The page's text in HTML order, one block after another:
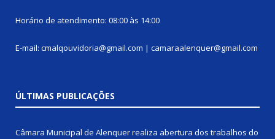
Horário de atendimento: 08:00 às 14:00
E-mail: cmalqouvidoria@gmail.com | camaraalenquer@gmail.com
ÚLTIMAS PUBLICAÇÕES
Câmara Municipal de Alenquer realiza abertura dos trabalhos do